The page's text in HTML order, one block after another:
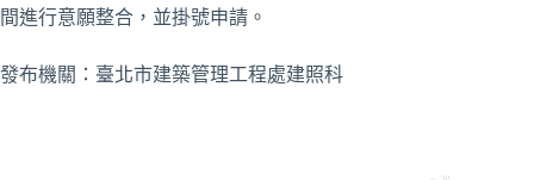
間進行意願整合，並掛號申請。
發布機關：臺北市建築管理工程處建照科